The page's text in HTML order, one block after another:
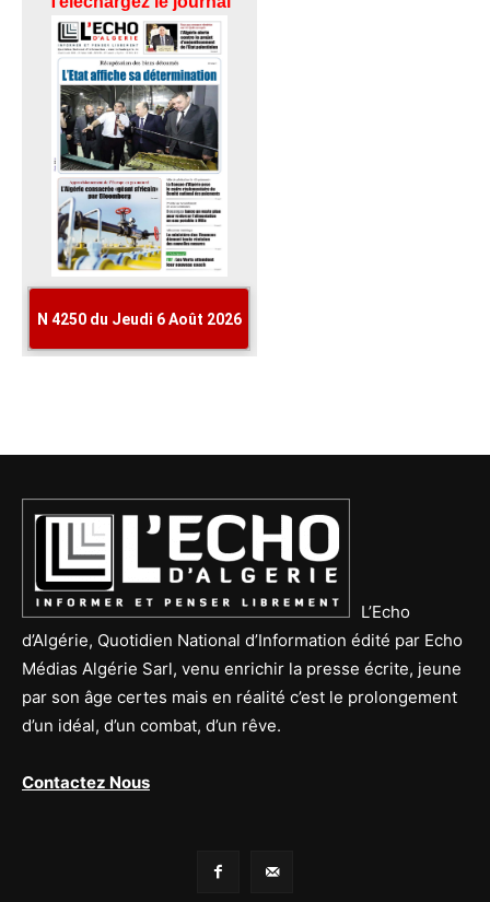
L’Echo
d’Algérie, Quotidien National d’Information édité par Echo
Médias Algérie Sarl, venu enrichir la presse écrite, jeune
par son âge certes mais en réalité c’est le prolongement
d’un idéal, d’un combat, d’un rêve.
Contactez Nous